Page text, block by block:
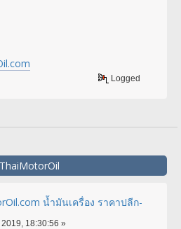
Logged
ThaiMotorOil
น้ำมันเครื่อง ราคาปลีก-
18:30:56 »